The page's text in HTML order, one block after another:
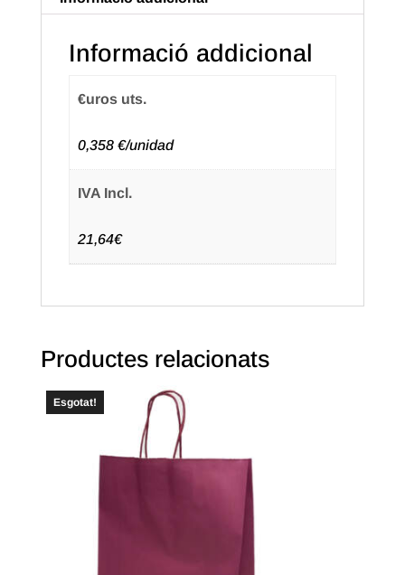
Informació addicional
€uros uts.
0,358 €/unidad
IVA Incl.
21,64€
Productes relacionats
Esgotat!